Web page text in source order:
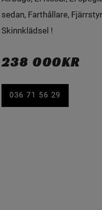
sedan, Farthållare,
Skinnklädsel !
238 000KR
036 71 56 29